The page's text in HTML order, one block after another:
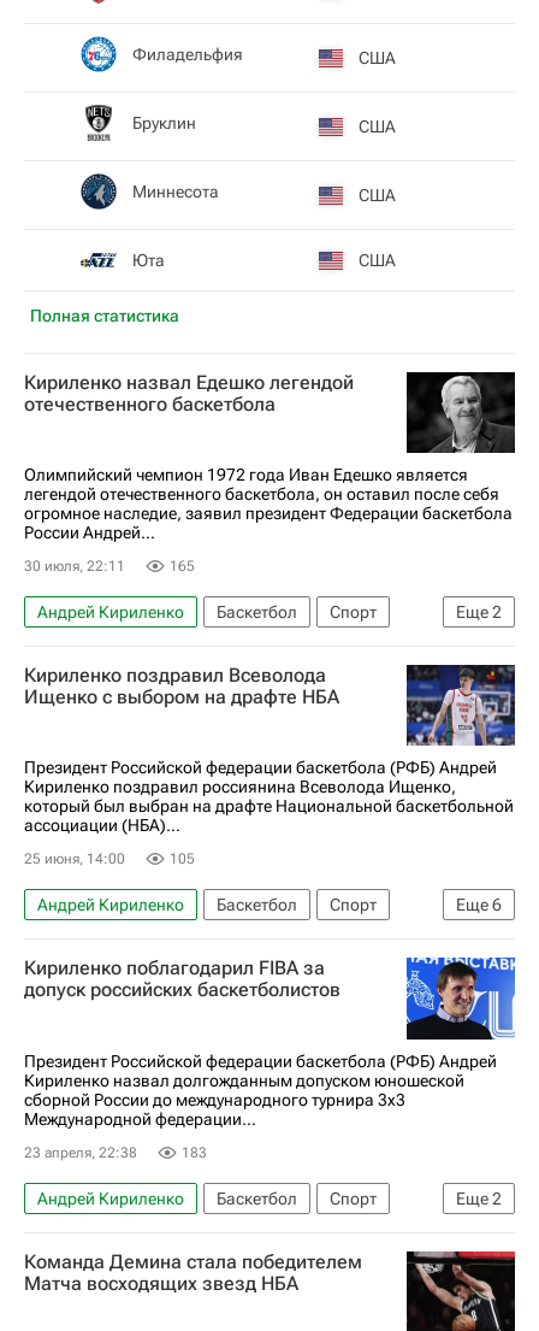
Полная статистика
Филадельфия США
Бруклин США
Миннесота США
Юта США
Кириленко назвал Едешко легендой
отечественного баскетбола
Олимпийский чемпион 1972 года Иван Едешко является
легендой отечественного баскетбола, он оставил после себя
огромное наследие, заявил президент Федерации баскетбола
России Андрей...
30 июля, 22:11 165
Еще2
Андрей Кириленко Баскетбол
Спорт
ЦСКА
Иван Едешко
Кириленко поздравил Всеволода
Ищенко с выбором на драфте НБА
Президент Российской федерации баскетбола (РФБ) Андрей
Кириленко поздравил россиянина Всеволода Ищенко,
который был выбран на драфте Национальной баскетбольной
ассоциации (НБА)...
25 июня, 14:00 105
Еще6
Андрей Кириленко Баскетбол
Спорт
Россия
Российская федерация баскетбола (РФБ)
Единая лига ВТБ
НБА
Кириленко поблагодарил FIBA за
допуск российских баскетболистов
Президент Российской федерации баскетбола (РФБ) Андрей
Кириленко назвал долгожданным допуском юношеской
сборной России до международного турнира 3х3
Международной федерации...
23 апреля, 22:38 183
Еще2
Андрей Кириленко Баскетбол
Спорт
FIBA
Российская федерация баскетбола (РФБ)
Команда Демина стала победителем
Матча восходящих звезд НБА